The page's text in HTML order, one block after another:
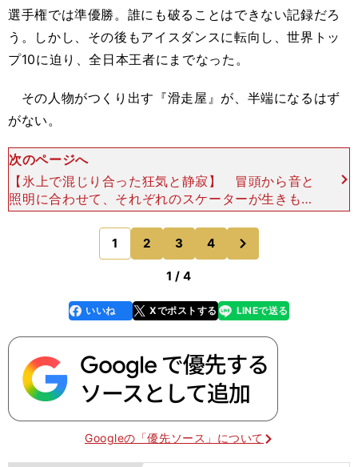
選手権では準優勝。誰にも破ることはできない記録だろ
う。しかし、その後もアイスダンスに転向し、世界トッ
プ10に迫り、全日本王者にまでなった。
その人物がつくり出す『滑走屋』が、半端になるはず
がない。
次のページへ
【氷上で混じり合った狂気と静寂】 冒頭から音と
照明に合わせて、それぞれのスケーターが生きもの
を形成する細胞のように氷上でうごめいた。聴覚
を、視覚を敏感に刺激する。スケーターたちがいっ
せいに円を描くと
1 2 3 4
のページへ
1 / 4
faceboo
k
いいね Xでポストする
line LINEで送る
Googleの「優先ソース」について